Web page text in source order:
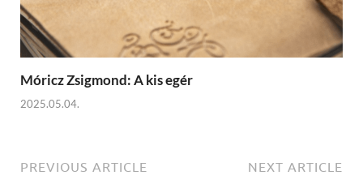
Móricz Zsigmond: A kis egér
2025.05.04.
PREVIOUS ARTICLE NEXT ARTICLE